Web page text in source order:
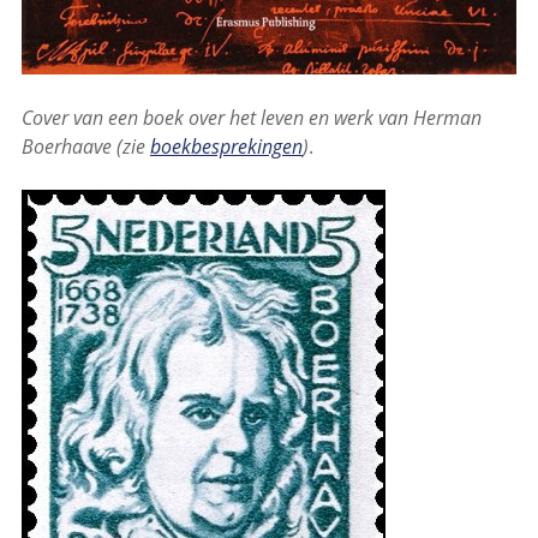
Cover van een boek over het leven en werk van Herman
Boerhaave (zieboekbesprekingen).